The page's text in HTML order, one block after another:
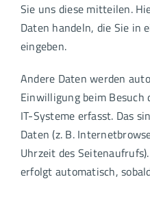
Sie uns diese mitteilen.
Daten handeln, die Sie in
eingeben.
Andere Daten werden
Einwilligung beim Besuch
IT-Systeme erfasst. Das
Daten (z. B.
Uhrzeit des
erfolgt automatisch,